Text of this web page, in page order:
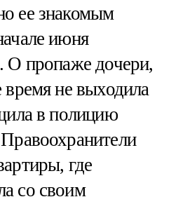
ее знакомым
июня
О пропаже дочери,
время не выходила
в полицию
где
со своим